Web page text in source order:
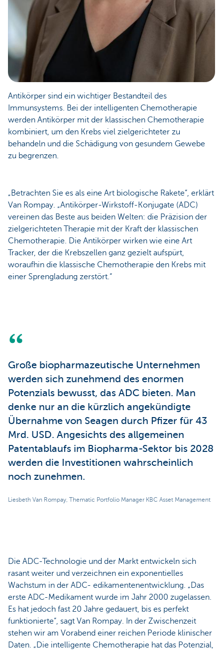
Antikörper sind ein wichtiger Bestandteil des
Immunsystems. Bei der intelligenten Chemotherapie
werden Antikörper mit der klassischen Chemotherapie
kombiniert, um den Krebs viel zielgerichteter zu
behandeln und die Schädigung von gesundem Gewebe
zu begrenzen.
„Betrachten Sie es als eine Art biologische Rakete“, erklärt
Van Rompay. „Antikörper-Wirkstoff-Konjugate (ADC)
vereinen das Beste aus beiden Welten: die Präzision der
zielgerichteten Therapie mit der Kraft der klassischen
Chemotherapie. Die Antikörper wirken wie eine Art
Tracker, der die Krebszellen ganz gezielt aufspürt,
woraufhin die klassische Chemotherapie den Krebs mit
einer Sprengladung zerstört.“
Große biopharmazeutische Unternehmen
werden sich zunehmend des enormen
Potenzials bewusst, das ADC bieten. Man
denke nur an die kürzlich angekündigte
Übernahme von Seagen durch Pfizer für 43
Mrd. USD. Angesichts des allgemeinen
Patentablaufs im Biopharma-Sektor bis 2028
werden die Investitionen wahrscheinlich
noch zunehmen.
Liesbeth Van Rompay, Thematic Portfolio Manager KBC Asset Management
Die ADC-Technologie und der Markt entwickeln sich
rasant weiter und verzeichnen ein exponentielles
Wachstum in der ADC- edikamentenentwicklung. „Das
erste ADC-Medikament wurde im Jahr 2000 zugelassen.
Es hat jedoch fast 20 Jahre gedauert, bis es perfekt
funktionierte“, sagt Van Rompay. In der Zwischenzeit
stehen wir am Vorabend einer reichen Periode klinischer
Daten. „Die intelligente Chemotherapie hat das Potenzial,